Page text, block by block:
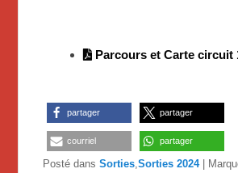
Parcours et Carte circuit
partager partager
courriel partager
Posté dans Sorties ,Sorties 2024 |